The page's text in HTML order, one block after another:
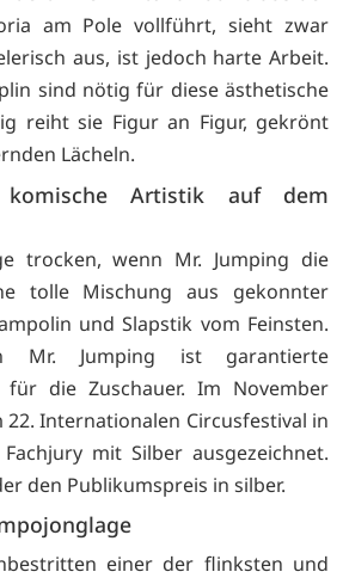
am Pole vollführt, sieht zwar
aus, ist jedoch harte Arbeit.
sind nötig für diese ästhetische
reiht sie Figur an Figur, gekrönt
Lächeln.
Artistik auf dem
trocken, wenn Mr. Jumping die
tolle Mischung aus gekonnter
und Slapstik vom Feinsten.
Mr. Jumping ist garantierte
für die Zuschauer. Im November
Internationalen Circusfestival in
mit Silber ausgezeichnet.
den Publikumspreis in silber.
einer der flinksten und